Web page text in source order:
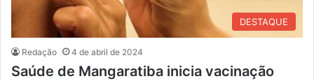
DESTAQUE
Redação 4 de abril de 2024
Saúde de Mangaratiba inicia vacinação